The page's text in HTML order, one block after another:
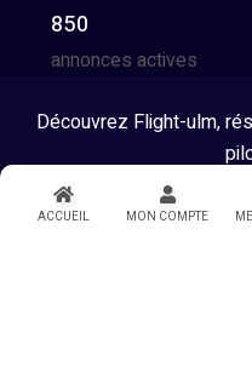
ACCUEIL MON COMPTE
850
annonces actives
Découvrez Flight-ulm,
Tous droits réservés ©